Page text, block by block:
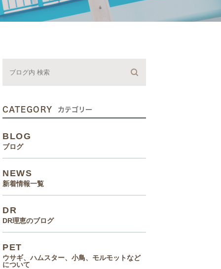
ホリスティック医療
CATEGORY カテゴリー
BLOG
ブログ
NEWS
新着情報一覧
DR
DR理恵のブログ
PET
ウサギ、ハムスター、小鳥、モルモットなど
について